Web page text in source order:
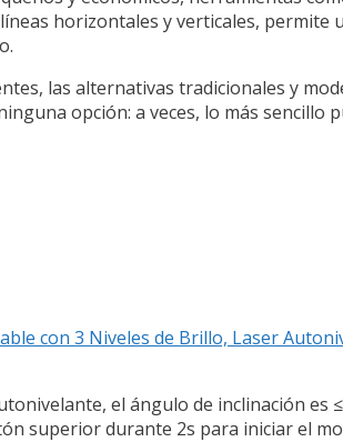
horizontales y verticales, permite
las alternativas tradicionales y
opción: a veces, lo más sencillo
con 3 Niveles de Brillo, Laser
el ángulo de inclinación es
superior durante 2s para iniciar el